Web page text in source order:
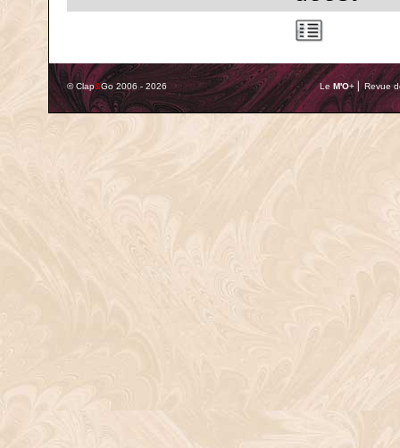
© Clap&Go 2006 - 2026 Le M'O+ ⎢ Revue